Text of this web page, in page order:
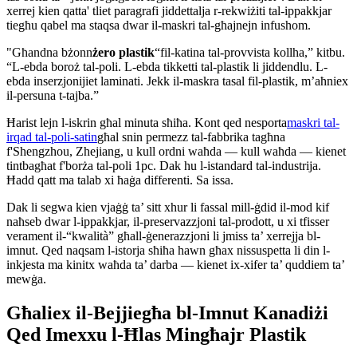
xerrej kien qatta' tliet paragrafi jiddettalja r-rekwiżiti tal-ippakkjar
tiegħu qabel ma staqsa dwar il-maskri tal-għajnejn infushom.
"Għandna bżonnżero plastik“fil-katina tal-provvista kollha,” kitbu.
“L-ebda boroż tal-poli. L-ebda tikketti tal-plastik li jiddendlu. L-
ebda inserzjonijiet laminati. Jekk il-maskra tasal fil-plastik, m’aħniex
il-persuna t-tajba.”
Ħarist lejn l-iskrin għal minuta sħiħa. Kont qed nesportamaskri tal-
irqad tal-poli-satingħal snin permezz tal-fabbrika tagħna
f'Shengzhou, Zhejiang, u kull ordni waħda — kull waħda — kienet
tintbagħat f'borża tal-poli 1pc. Dak hu l-istandard tal-industrija.
Ħadd qatt ma talab xi ħaġa differenti. Sa issa.
Dak li segwa kien vjaġġ ta’ sitt xhur li fassal mill-ġdid il-mod kif
naħseb dwar l-ippakkjar, il-preservazzjoni tal-prodott, u xi tfisser
verament il-“kwalità” għall-ġenerazzjoni li jmiss ta’ xerrejja bl-
imnut. Qed naqsam l-istorja sħiħa hawn għax nissuspetta li din l-
inkjesta ma kinitx waħda ta’ darba — kienet ix-xifer ta’ quddiem ta’
mewġa.
Għaliex il-Bejjiegħa bl-Imnut Kanadiżi
Qed Imexxu l-Ħlas Mingħajr Plastik